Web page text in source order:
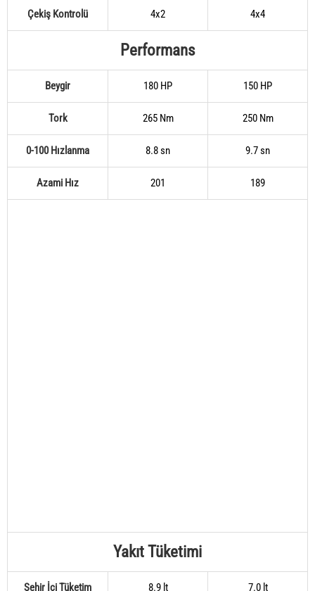
Çekiş Kontrolü 4x2 4x4
Performans
Beygir 180 HP 150 HP
Tork 265 Nm 250 Nm
0-100 Hızlanma 8.8 sn 9.7 sn
Azami Hız 201 189
Yakıt Tüketimi
Şehir İçi Tüketim 8.9 lt 7.0 lt